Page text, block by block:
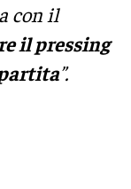
con il
il pressing
”.